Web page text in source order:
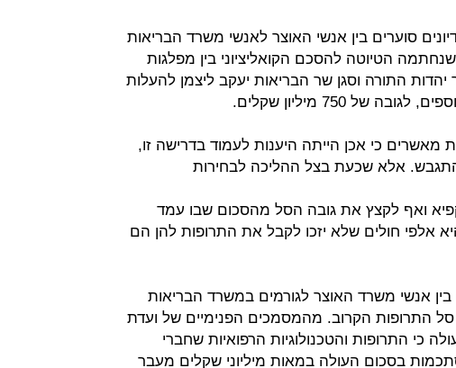
סוערים בין אנשי האוצר לאנשי משרד הבריאות
הטיוטה להסכם הקואליציוני בין מפלגות
יהדות התורה וסגן שר הבריאות יעקב ליצמן להעלות
מאשרים כי אכן הייתה היענות לעמוד בדרישה זו,
אלא שכעת בצל ההליכה לבחירות
ואף לקצץ את גובה הסל מהסכום שבו עמד
אלפי חולים שלא יזכו לקבל את התרופות להן הם
אנשי משרד האוצר לגורמים במשרד הבריאות
התרופות הקרוב. מהמסמכים הפנימיים של ועדת
כי התרופות והטכנולוגיות הרפואיות שחברי
בסכום העולה במאות מיליוני שקלים מעבר